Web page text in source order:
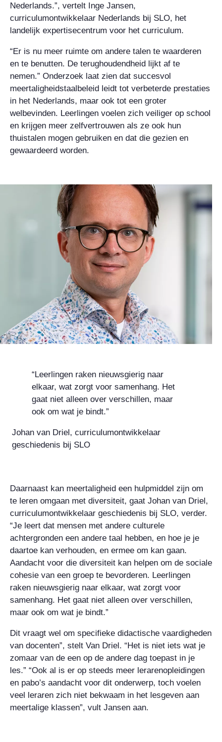
Nederlands.”, vertelt Inge Jansen,
curriculumontwikkelaar Nederlands bij SLO, het
landelijk expertisecentrum voor het curriculum.
“Er is nu meer ruimte om andere talen te waarderen
en te benutten. De terughoudendheid lijkt af te
nemen.” Onderzoek laat zien dat succesvol
meertaligheidstaalbeleid leidt tot verbeterde prestaties
in het Nederlands, maar ook tot een groter
welbevinden. Leerlingen voelen zich veiliger op school
en krijgen meer zelfvertrouwen als ze ook hun
thuistalen mogen gebruiken en dat die gezien en
gewaardeerd worden.
“Leerlingen raken nieuwsgierig naar
elkaar, wat zorgt voor samenhang. Het
gaat niet alleen over verschillen, maar
ook om wat je bindt.”
Johan van Driel, curriculumontwikkelaar
geschiedenis bij SLO
Daarnaast kan meertaligheid een hulpmiddel zijn om
te leren omgaan met diversiteit, gaat Johan van Driel,
curriculumontwikkelaar geschiedenis bij SLO, verder.
“Je leert dat mensen met andere culturele
achtergronden een andere taal hebben, en hoe je je
daartoe kan verhouden, en ermee om kan gaan.
Aandacht voor die diversiteit kan helpen om de sociale
cohesie van een groep te bevorderen. Leerlingen
raken nieuwsgierig naar elkaar, wat zorgt voor
samenhang. Het gaat niet alleen over verschillen,
maar ook om wat je bindt.”
Dit vraagt wel om specifieke didactische vaardigheden
van docenten”, stelt Van Driel. “Het is niet iets wat je
zomaar van de een op de andere dag toepast in je
les.” “Ook al is er op steeds meer lerarenopleidingen
en pabo’s aandacht voor dit onderwerp, toch voelen
veel leraren zich niet bekwaam in het lesgeven aan
meertalige klassen”, vult Jansen aan.